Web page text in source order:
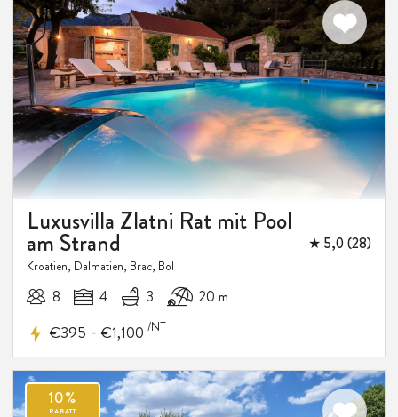
10%
RABATT
Luxusvilla Zlatni Rat mit Pool
am Strand ★ 5,0 (28)
Kroatien, Dalmatien, Brac, Bol
8 4 3 20 m
€395 - €1,100 /NT